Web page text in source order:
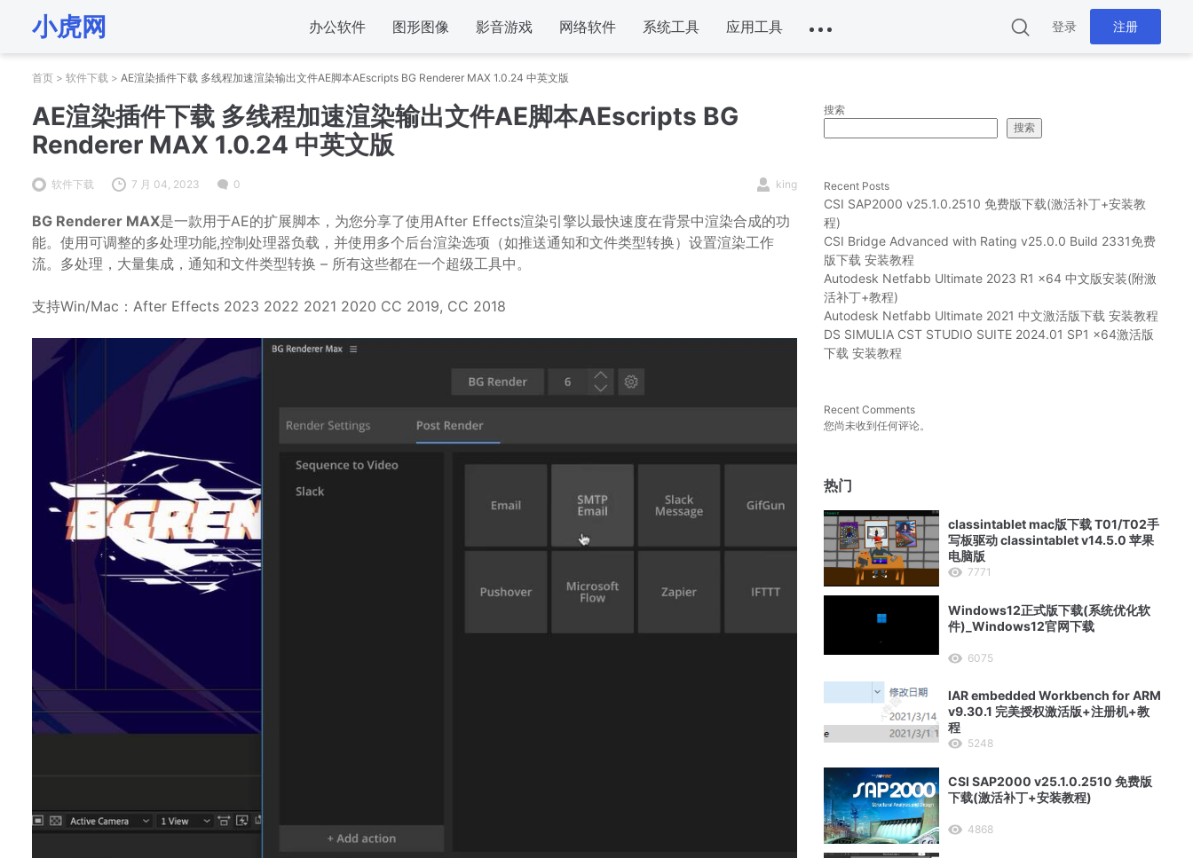
小虎网 办公软件 图形图像 影音游戏 网络软件 系统工具 应用工具 登录 注册
首页 > 软件下载 > AE渲染插件下载 多线程加速渲染输出文件AE脚本AEscripts BG Renderer MAX 1.0.24 中英文版
AE渲染插件下载 多线程加速渲染输出文件AE脚本AEscripts BG
Renderer MAX 1.0.24 中英文版
软件下载 7 月 04, 2023 0 king
BG Renderer MAX是一款用于AE的扩展脚本，为您分享了使用After Effects渲染引擎以最快速度在背景中渲染合成的功
能。使用可调整的多处理功能,控制处理器负载，并使用多个后台渲染选项（如推送通知和文件类型转换）设置渲染工作
流。多处理，大量集成，通知和文件类型转换 – 所有这些都在一个超级工具中。
支持Win/Mac：After Effects 2023 2022 2021 2020 CC 2019, CC 2018
搜索
搜索
Recent Posts
CSI SAP2000 v25.1.0.2510 免费版下载(激活补丁+安装教
程)
CSI Bridge Advanced with Rating v25.0.0 Build 2331免费
版下载 安装教程
Autodesk Netfabb Ultimate 2023 R1 x64 中文版安装(附激
活补丁+教程)
Autodesk Netfabb Ultimate 2021 中文激活版下载 安装教程
DS SIMULIA CST STUDIO SUITE 2024.01 SP1 x64激活版
下载 安装教程
Recent Comments
您尚未收到任何评论。
热门
classintablet mac版下载 T01/T02手
写板驱动 classintablet v14.5.0 苹果
电脑版
7771
Windows12正式版下载(系统优化软
件)_Windows12官网下载
6075
IAR embedded Workbench for ARM
v9.30.1 完美授权激活版+注册机+教
程
5248
CSI SAP2000 v25.1.0.2510 免费版
下载(激活补丁+安装教程)
4868